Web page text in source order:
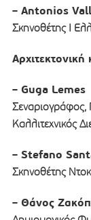
– Antonios
Σκηνοθέτης I
– Guga Lemes
Καλλιτεχνικός
– Stefano
Σκηνοθέτης
– Θάνος